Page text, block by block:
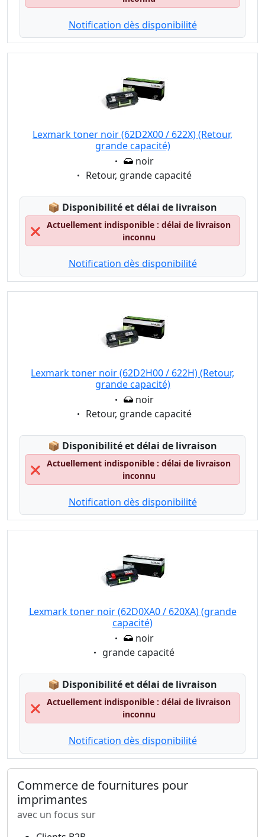
Notification dès disponibilité
Lexmark toner noir (62D2X00 / 622X) (Retour,
grande capacité)
Eigenschaft:
noir
Eigenschaft:
Retour, grande capacité
📦 Lagerstatus:
Disponibilité et délai de livraison
❌
Actuellement indisponible : délai de livraison
inconnu
Notification dès disponibilité
Lexmark toner noir (62D2H00 / 622H) (Retour,
grande capacité)
Eigenschaft:
noir
Eigenschaft:
Retour, grande capacité
📦 Lagerstatus:
Disponibilité et délai de livraison
❌
Actuellement indisponible : délai de livraison
inconnu
Notification dès disponibilité
Lexmark toner noir (62D0XA0 / 620XA) (grande
capacité)
Eigenschaft:
noir
Eigenschaft:
grande capacité
📦 Lagerstatus:
Disponibilité et délai de livraison
❌
Actuellement indisponible : délai de livraison
inconnu
Notification dès disponibilité
Commerce de fournitures pour
imprimantes
avec un focus sur